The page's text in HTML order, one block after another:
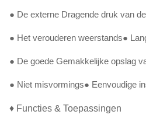
● De externe Dragende druk van
● Het verouderen weerstands●
● De goede Gemakkelijke opslag
● Niet misvormings● Eenvoudige
♦ Functies & Toepassingen